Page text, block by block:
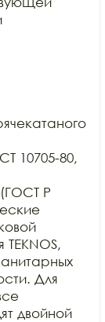
10705-80,
Р
Для
двойной